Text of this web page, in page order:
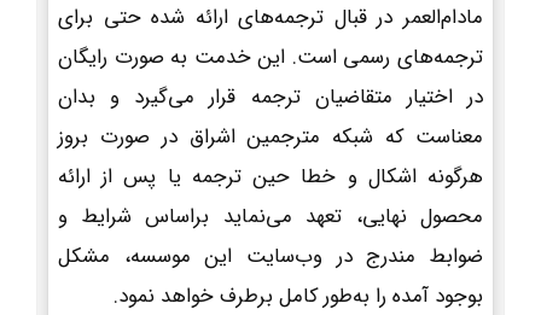
مادام‌العمر در قبال ترجمه‌های ارائه شده حتی برای
ترجمه‌های رسمی است. این خدمت به صورت رایگان
در اختیار متقاضیان ترجمه قرار می‌گیرد و بدان
معناست که شبکه مترجمین اشراق در صورت بروز
هرگونه اشکال و خطا حین ترجمه یا پس از ارائه
محصول نهایی، تعهد می‌نماید براساس شرایط و
ضوابط مندرج در وب‌سایت این موسسه، مشکل
بوجود آمده را به‌طور کامل برطرف خواهد نمود.